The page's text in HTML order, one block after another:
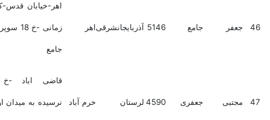
جعفر 5146 آذربایجانشرقیاهر
اهر-خیابان قدس-کوی باغ
زمانی -خ 18 سوپر مارکت
مجتبی جعفری 4590 لرستان خرم آباد
قاضی اباد -خ توحید
نرسیده به میدان اول - پ